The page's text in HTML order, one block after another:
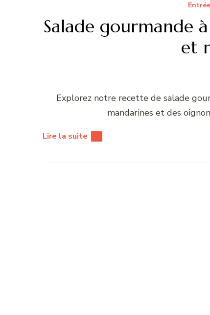
Salade gourmande
et
Explorez notre recette de salade
mandarines et des
Lire la suite